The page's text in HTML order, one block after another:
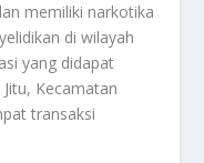
memiliki narkotika
di wilayah
yang didapat
Kecamatan
transaksi